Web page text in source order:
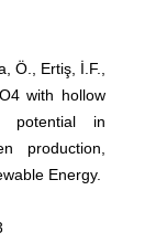
Ö., Ertiş, İ.F.,
with hollow
potential in
production,
Energy.